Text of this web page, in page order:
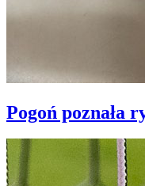
Pogoń poznała